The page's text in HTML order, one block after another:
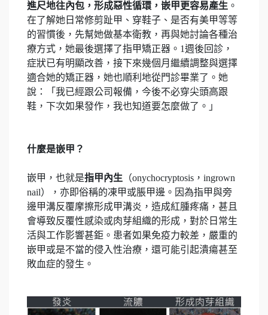
進尺地往內包，形成惡性循環，嵌甲更容易產生 。
在了解她日常修剪趾甲、穿鞋子、是否有美甲等等
的習慣後，先幫她做基本衛教，再與她討論各種治
療方式，她最後選擇了指甲矯正器。1週後回診，
症狀已有明顯改善，接下來幾個月繼續調整與選擇
適合她的矯正器，她也順利地從門診畢業了。她
說：「我已經跟公司報備，今後不必穿尖頭高跟
鞋，下次如果發作，我也知道要怎麼做了。」
什麼是嵌甲？
嵌甲，也就是指甲內生 （onychocryptosis，ingrown
nail），亦即俗稱的凍甲或脹甲邊。因為指甲與旁
邊甲溝反覆摩擦形成甲溝炎，造成紅腫疼痛，甚且
會導致反覆性感染或肉芽組織的形成，對於日常生
活與工作影響甚鉅。患者如果免疫力較差，嚴重的
嵌甲或是不當的侵入性治療，還可能引起潰瘍甚至
敗血症的發生。